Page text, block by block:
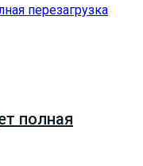
полная